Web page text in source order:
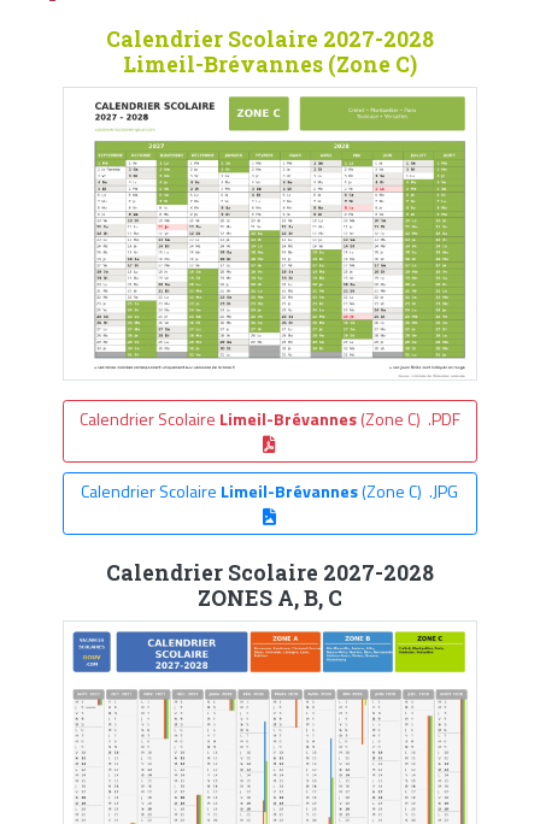
Calendrier Scolaire 2027-2028
Limeil-Brévannes (Zone C)
Calendrier Scolaire Limeil-Brévannes(Zone C) .PDF
Calendrier Scolaire Limeil-Brévannes(Zone C) .JPG
Calendrier Scolaire 2027-2028
ZONES A, B, C